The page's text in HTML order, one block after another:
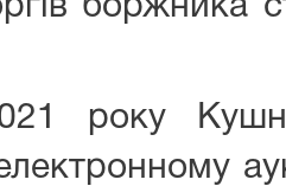
боржника
року